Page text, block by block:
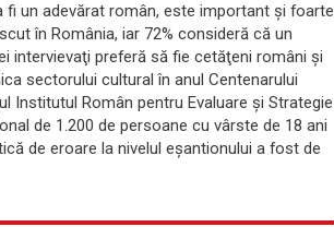
fi un adevărat român, este important şi foarte
în România, iar 72% consideră că un
intervievaţi preferă să fie cetăţeni români şi
sectorului cultural în anul Centenarului
Institutul Român pentru Evaluare şi Strategie
de 1.200 de persoane cu vârste de 18 ani
de eroare la nivelul eşantionului a fost de